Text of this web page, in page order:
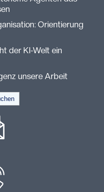
Orientierung
der KI-Welt ein
unsere Arbeit